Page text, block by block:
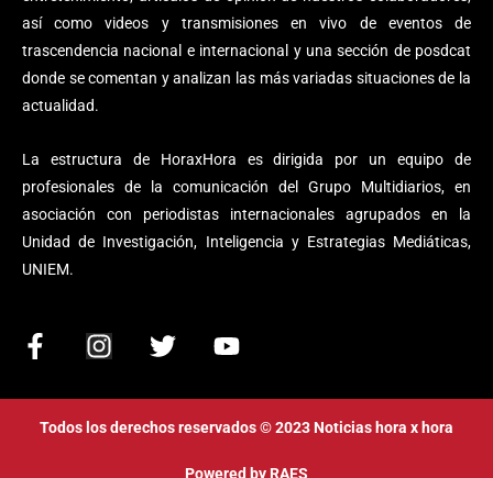
así como videos y transmisiones en vivo de eventos de
trascendencia nacional e internacional y una sección de posdcat
donde se comentan y analizan las más variadas situaciones de la
actualidad.
La estructura de HoraxHora es dirigida por un equipo de
profesionales de la comunicación del Grupo Multidiarios, en
asociación con periodistas internacionales agrupados en la
Unidad de Investigación, Inteligencia y Estrategias Mediáticas,
UNIEM.
F
c
e
I
s
t
T
i
t
Y
u
t
Todos los derechos reservados © 2023 Noticias hora x hora
Powered byRAES